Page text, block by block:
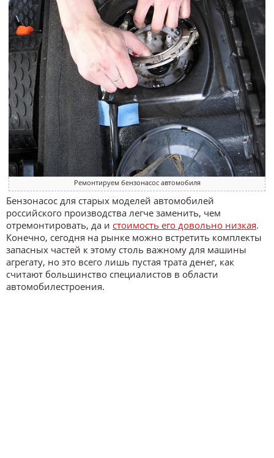
Ремонтируем бензонасос автомобиля
Бензонасос для старых моделей автомобилей
российского производства легче заменить, чем
отремонтировать, да и стоимость его довольно низкая.
Конечно, сегодня на рынке можно встретить комплекты
запасных частей к этому столь важному для машины
агрегату, но это всего лишь пустая трата денег, как
считают большинство специалистов в области
автомобилестроения.